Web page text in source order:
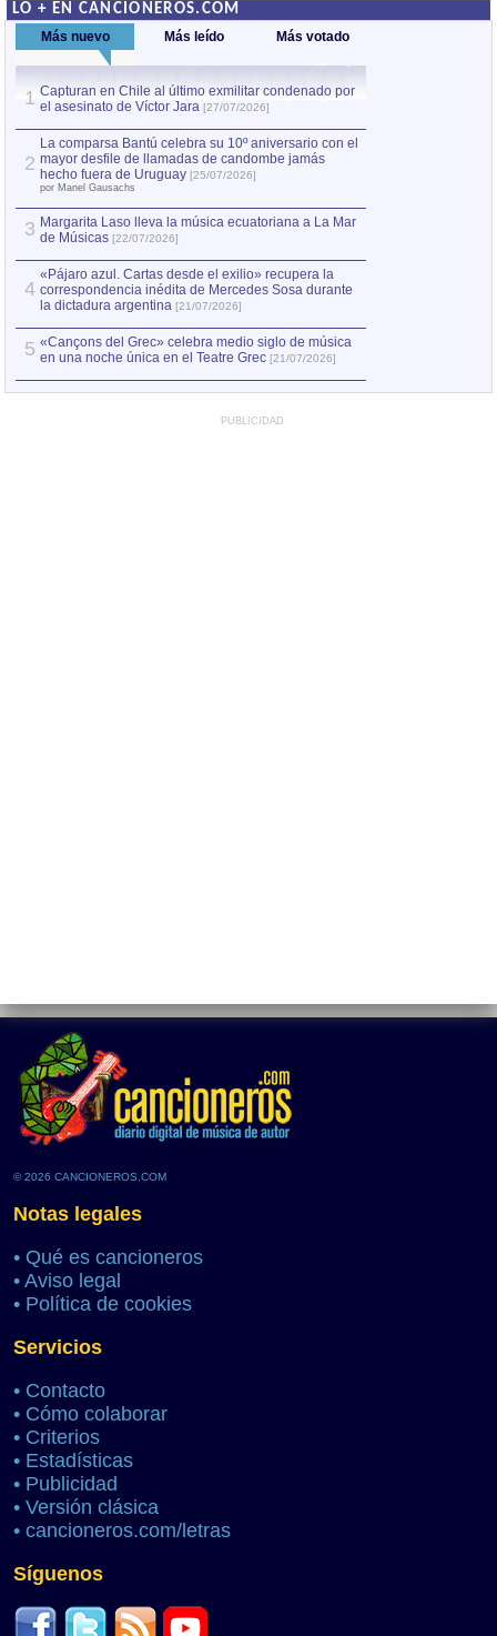
LO + EN CANCIONEROS.COM
Más nuevo Más leído Más votado
1 Capturan en Chile al último exmilitar condenado por
el asesinato de Víctor Jara [27/07/2026]
2
La comparsa Bantú celebra su 10º aniversario con el
mayor desfile de llamadas de candombe jamás
hecho fuera de Uruguay [25/07/2026]
por Manel Gausachs
3 Margarita Laso lleva la música ecuatoriana a La Mar
de Músicas [22/07/2026]
4
«Pájaro azul. Cartas desde el exilio» recupera la
correspondencia inédita de Mercedes Sosa durante
la dictadura argentina [21/07/2026]
5 «Cançons del Grec» celebra medio siglo de música
en una noche única en el Teatre Grec [21/07/2026]
PUBLICIDAD
© 2026 CANCIONEROS.COM
Notas legales
• Qué es cancioneros
• Aviso legal
• Política de cookies
Servicios
• Contacto
• Cómo colaborar
• Criterios
• Estadísticas
• Publicidad
• Versión clásica
• cancioneros.com/letras
Síguenos